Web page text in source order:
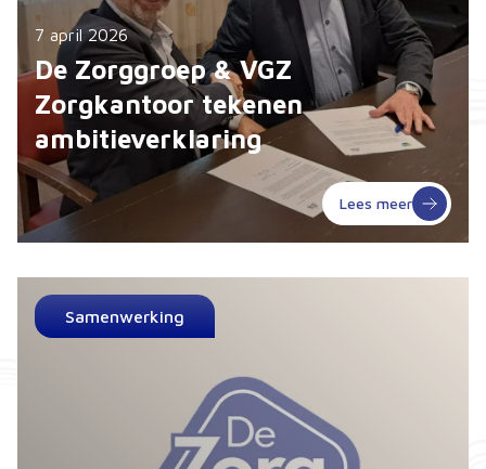
7 april 2026
De Zorggroep & VGZ
Zorgkantoor tekenen
ambitieverklaring
Lees meer
Samenwerking